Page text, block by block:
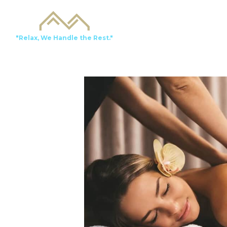
"Relax, We Handle the Rest."